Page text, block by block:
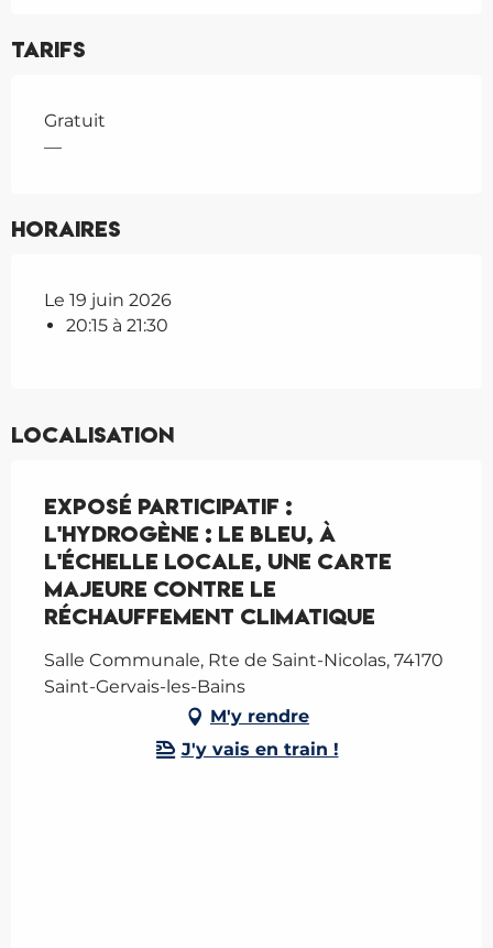
Tarifs
Gratuit
—
Horaires
Le 19 juin 2026
20:15 à 21:30
Localisation
Exposé participatif :
L'hydrogène : le bleu, à
l'échelle locale, une carte
majeure contre le
réchauffement climatique
Salle Communale, Rte de Saint-Nicolas, 74170
Saint-Gervais-les-Bains
M'y rendre
J'y vais en train !